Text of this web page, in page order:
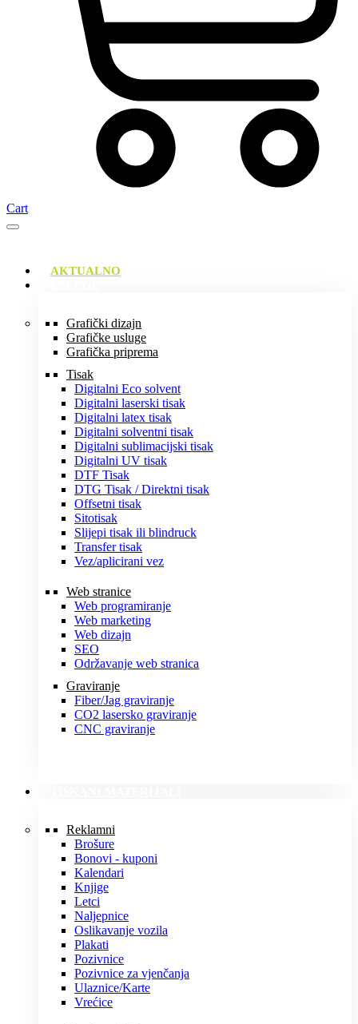
Cart
AKTUALNO
Grafički dizajn
Grafičke usluge
Grafička priprema
Tisak
Digitalni Eco solvent
Digitalni laserski tisak
Digitalni latex tisak
Digitalni solventni tisak
Digitalni sublimacijski tisak
Digitalni UV tisak
DTF Tisak
DTG Tisak / Direktni tisak
Offsetni tisak
Sitotisak
Slijepi tisak ili blindruck
Transfer tisak
Vez/aplicirani vez
Web stranice
Web programiranje
Web marketing
Web dizajn
SEO
Održavanje web stranica
Graviranje
Fiber/Jag graviranje
CO2 lasersko graviranje
CNC graviranje
Reklamni
Brošure
Bonovi - kuponi
Kalendari
Knjige
Letci
Naljepnice
Oslikavanje vozila
Plakati
Pozivnice
Pozivnice za vjenčanja
Ulaznice/Karte
Vrećice